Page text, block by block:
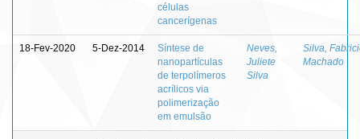
células
cancerígenas
18-Fev-2020 5-Dez-2014
Síntese de
nanopartículas
de terpolímeros
acrílicos via
polimerização
em emulsão
Neves,
Juliete
Silva
Silva,
Machado